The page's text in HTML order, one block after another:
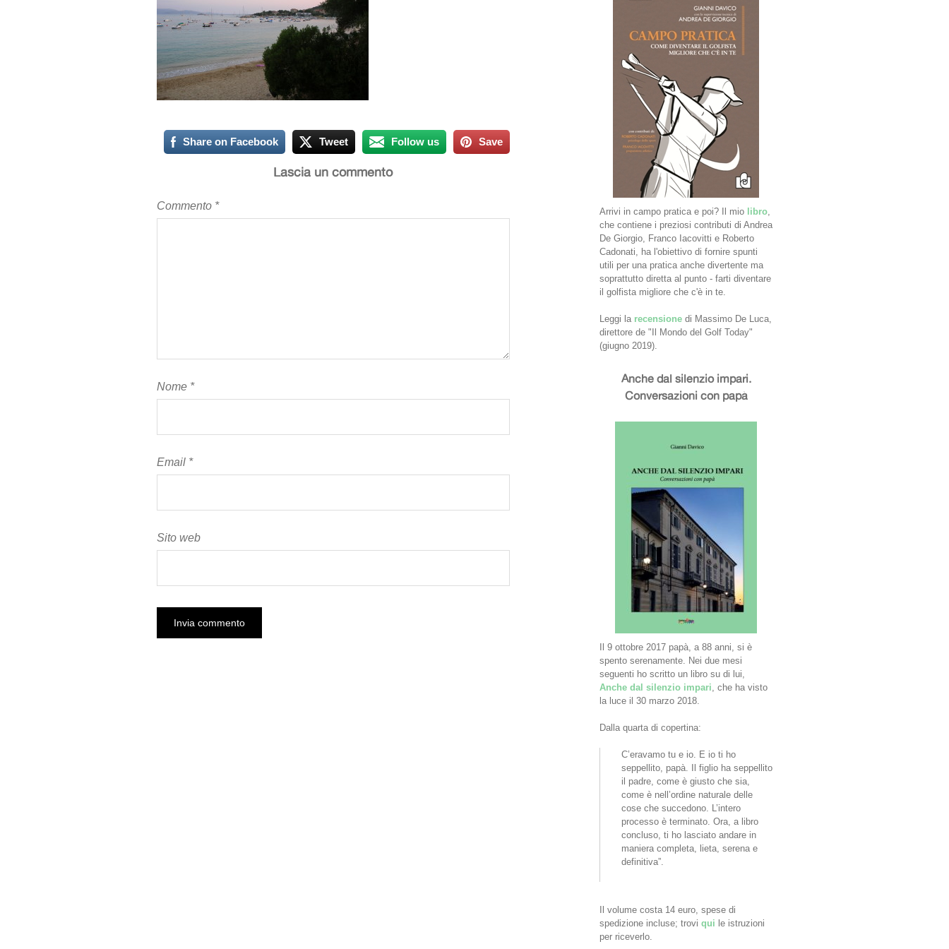
Share on Facebook Tweet Follow us Save
Lascia un commento
Commento *
Nome *
Email *
Sito web
Arrivi in campo pratica e poi? Il mio libro,
che contiene i preziosi contributi di Andrea
De Giorgio, Franco Iacovitti e Roberto
Cadonati, ha l'obiettivo di fornire spunti
utili per una pratica anche divertente ma
soprattutto diretta al punto - farti diventare
il golfista migliore che c'è in te.
Leggi la recensionedi Massimo De Luca,
direttore de "Il Mondo del Golf Today"
(giugno 2019).
Anche dal silenzio impari.
Conversazioni con papà
Il 9 ottobre 2017 papà, a 88 anni, si è
spento serenamente. Nei due mesi
seguenti ho scritto un libro su di lui,
Anche dal silenzio impari, che ha visto
la luce il 30 marzo 2018.
Dalla quarta di copertina:
C’eravamo tu e io. E io ti ho
seppellito, papà. Il figlio ha seppellito
il padre, come è giusto che sia,
come è nell’ordine naturale delle
cose che succedono. L’intero
processo è terminato. Ora, a libro
concluso, ti ho lasciato andare in
maniera completa, lieta, serena e
definitiva”.
Il volume costa 14 euro, spese di
spedizione incluse; trovi qui le istruzioni
per riceverlo.